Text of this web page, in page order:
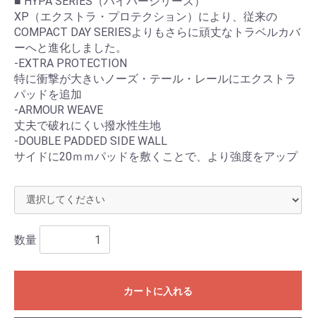
XP（エクストラ・プロテクション）により、従来の
COMPACT DAY SERIESよりもさらに頑丈なトラベルカバ
ーへと進化しました。
-EXTRA PROTECTION
特に衝撃が大きいノーズ・テール・レールにエクストラ
パッドを追加
-ARMOUR WEAVE
丈夫で破れにくい撥水性生地
-DOUBLE PADDED SIDE WALL
サイドに20ｍｍパッドを敷くことで、より強度をアップ
数量
カートに入れる
お買い物を続ける カートへ進む